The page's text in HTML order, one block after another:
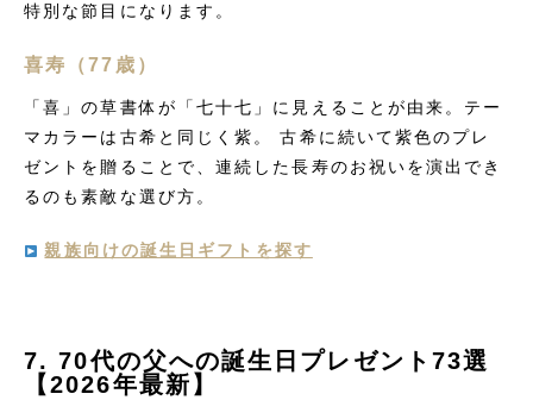
特別な節目になります。
喜寿（77歳）
「喜」の草書体が「七十七」に見えることが由来。テー
マカラーは古希と同じく紫。 古希に続いて紫色のプレ
ゼントを贈ることで、連続した長寿のお祝いを演出でき
るのも素敵な選び方。
親族向けの誕生日ギフトを探す
7. 70代の父への誕生日プレゼント73選
【2026年最新】